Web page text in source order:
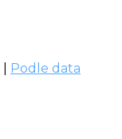
Podle data